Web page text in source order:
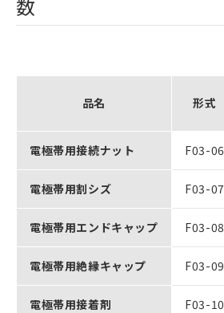
数
品名 形式
電極帯用接続ナット F03-06
電極帯用割シズ F03-07
電極帯用エンドキャップ F03-08
電極帯用絶縁キャップ F03-09
電極帯用接着剤 F03-10